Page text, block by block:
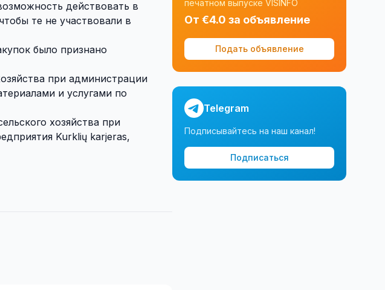
действовать в
те не участвовали в
было признано
при администрации
и услугами по
хозяйства при
Kurklių karjeras,
печатном выпуске VISINFO
От €4.0 за объявление
Подать объявление
Telegram
Подписывайтесь на наш канал!
Подписаться